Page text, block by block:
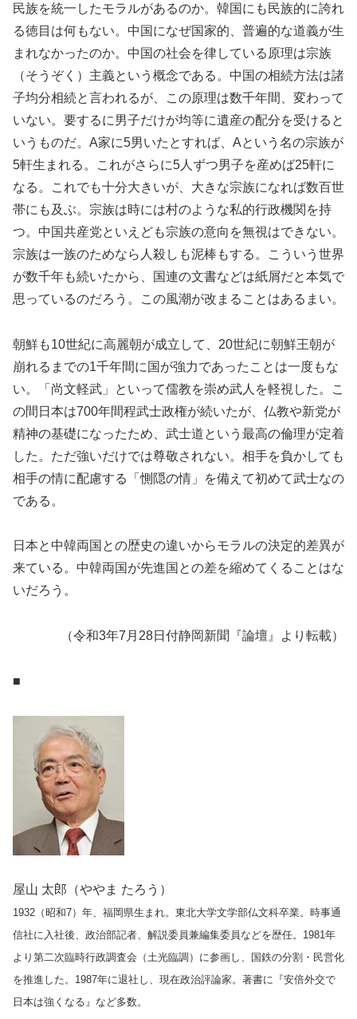
民族を統一したモラルがあるのか。韓国にも民族的に誇れ
る徳目は何もない。中国になぜ国家的、普遍的な道義が生
まれなかったのか。中国の社会を律している原理は宗族
（そうぞく）主義という概念である。中国の相続方法は諸
子均分相続と言われるが、この原理は数千年間、変わって
いない。要するに男子だけが均等に遺産の配分を受けると
いうものだ。A家に5男いたとすれば、Aという名の宗族が
5軒生まれる。これがさらに5人ずつ男子を産めば25軒に
なる。これでも十分大きいが、大きな宗族になれば数百世
帯にも及ぶ。宗族は時には村のような私的行政機関を持
つ。中国共産党といえども宗族の意向を無視はできない。
宗族は一族のためなら人殺しも泥棒もする。こういう世界
が数千年も続いたから、国連の文書などは紙屑だと本気で
思っているのだろう。この風潮が改まることはあるまい。
朝鮮も10世紀に高麗朝が成立して、20世紀に朝鮮王朝が
崩れるまでの1千年間に国が強力であったことは一度もな
い。「尚文軽武」といって儒教を崇め武人を軽視した。こ
の間日本は700年間程武士政権が続いたが、仏教や新党が
精神の基礎になったため、武士道という最高の倫理が定着
した。ただ強いだけでは尊敬されない。相手を負かしても
相手の情に配慮する「惻隠の情」を備えて初めて武士なの
である。
日本と中韓両国との歴史の違いからモラルの決定的差異が
来ている。中韓両国が先進国との差を縮めてくることはな
いだろう。
（令和3年7月28日付静岡新聞『論壇』より転載）
■
屋山 太郎（ややま たろう）
1932（昭和7）年、福岡県生まれ。東北大学文学部仏文科卒業。時事通
信社に入社後、政治部記者、解説委員兼編集委員などを歴任。1981年
より第二次臨時行政調査会（土光臨調）に参画し、国鉄の分割・民営化
を推進した。1987年に退社し、現在政治評論家。著書に『安倍外交で
日本は強くなる』など多数。